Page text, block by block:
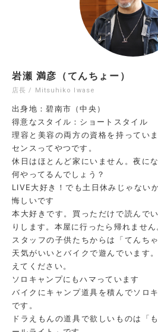
岩瀬 満彦（てんちょー）
店長 / Mitsuhiko Iwase
出身地：碧南市（中央）
得意なスタイル：ショートスタイル
理容と美容の両方の資格を持ってい
センスってやつです。
休日はほとんど家にいません。夜に
何やってるんでしょう？
LIVE大好き！でも土日休みじゃない
悔しいです
本大好きです。買っただけで読んで
りします。本屋に行ったら帰れません
スタッフの子供たちからは「てんち
天気がいいとバイクで遊んでいます
えてください。
ソロキャンプにもハマっています
バイクにキャンプ道具を積んでソロ
です。
ドラえもんの道具で欲しいものは「